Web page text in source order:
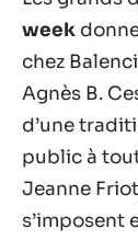
week
chez
Agnès B.
d’une
public à
Jeanne
s’imposent